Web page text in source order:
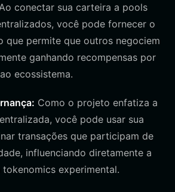
conectar sua carteira a pools
você pode fornecer o
que permite que outros negociem
ganhando recompensas por
ecossistema.
Como o projeto enfatiza a
você pode usar sua
transações que participam de
influenciando diretamente a
experimental.